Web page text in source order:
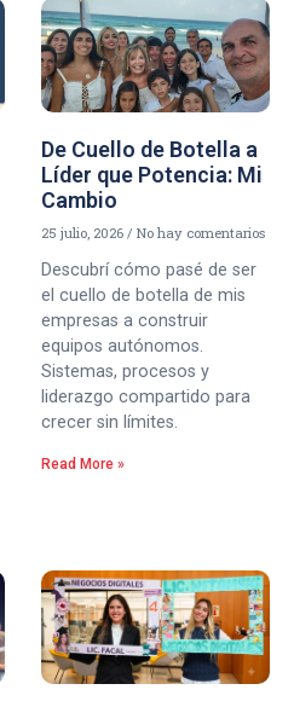
De Cuello de Botella a
Líder que Potencia: Mi
Cambio
25 julio, 2026 No hay comentarios
Descubrí cómo pasé de ser
el cuello de botella de mis
empresas a construir
equipos autónomos.
Sistemas, procesos y
liderazgo compartido para
crecer sin límites.
Read More »